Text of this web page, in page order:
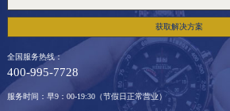
获取解决方案
全国服务热线：
400-995-7728
服务时间：早9：00-19:30（节假日正常营业）